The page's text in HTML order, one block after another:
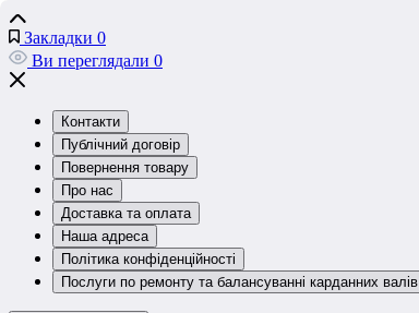
Закладки 0
Ви переглядали 0
Контакти
Публічний договір
Повернення товару
Про нас
Доставка та оплата
Наша адреса
Політика конфіденційності
Послуги по ремонту та балансуванні карданних валів